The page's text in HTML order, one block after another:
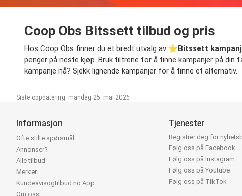
Coop Obs Bitssett tilbud og pris
Hos Coop Obs finner du et bredt utvalg av ⭐️Bitssett
penger på neste kjøp. Bruk filtrene for å finne kampanjer på din
kampanje nå? Sjekk lignende kampanjer for å finne et alternativ.
Siste oppdatering: mandag 25. mai 2026
Informasjon
Ofte stilte spørsmål
Annonser?
Alle tilbud
Merker
Kundeavisogtilbud.no App
Om oss
Tjenester
Registrer deg for
Følg oss på Facebook
Følg oss på Instagram
Følg oss på Youtube
Følg oss på TikTok